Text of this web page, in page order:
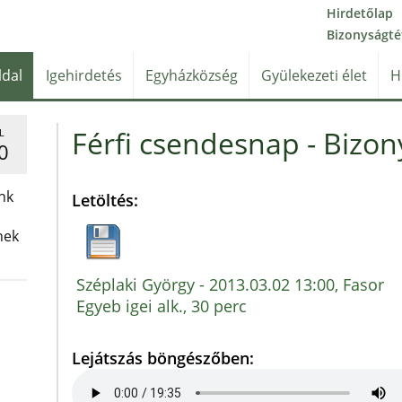
Hirdetőlap
Igehirdetés Egyházközség Gyülekezeti élet
Férfi csendesnap -
Letöltés:
Széplaki György - 2013.03.02 13:00, Fasor
Egyeb igei alk., 30 perc
Lejátszás böngészőben: